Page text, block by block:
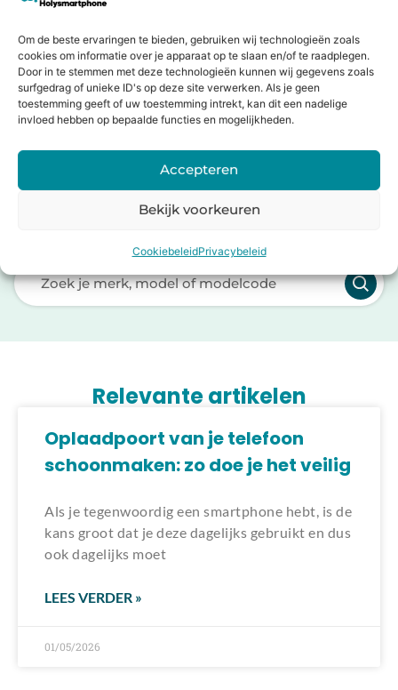
Om de beste ervaringen te bieden, gebruiken wij technologieën zoals
cookies om informatie over je apparaat op te slaan en/of te raadplegen.
Door in te stemmen met deze technologieën kunnen wij gegevens zoals
surfgedrag of unieke ID's op deze site verwerken. Als je geen
toestemming geeft of uw toestemming intrekt, kan dit een nadelige
invloed hebben op bepaalde functies en mogelijkheden.
Accepteren
Bekijk voorkeuren
CookiebeleidPrivacybeleid
Bij Holysmartphone hebben we een breed assortiment
aan nieuwe en gebruikte devices.
Producten bekijken
repareren?
Relevante artikelen
Oplaadpoort van je telefoon
schoonmaken: zo doe je het veilig
Als je tegenwoordig een smartphone hebt, is de
kans groot dat je deze dagelijks gebruikt en dus
ook dagelijks moet
LEES VERDER »
01/05/2026